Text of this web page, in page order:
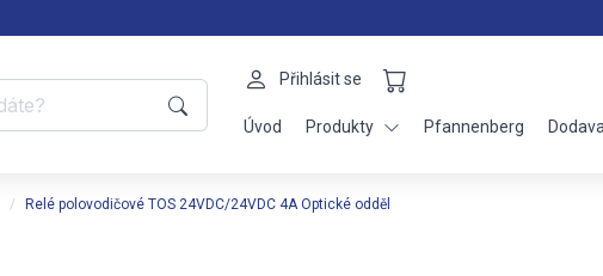
Přihlásit se
Úvod Produkty Pfannenberg
Relé polovodičové TOS 24VDC/24VDC 4A Optické odděl